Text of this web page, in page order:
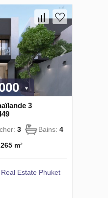
3
3 Bains: 4
265 m²
Estate Phuket